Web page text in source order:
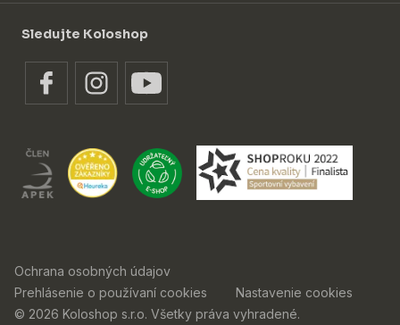
Sledujte Koloshop
Ochrana osobných údajov
Prehlásenie o používaní cookies
Nastavenie cookies
© 2026 Koloshop s.r.o. Všetky práva vyhradené.